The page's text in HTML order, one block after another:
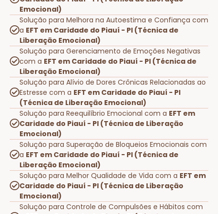
Emocional)
Solução para Melhora na Autoestima e Confiança com
a EFT em Caridade do Piauí - PI (Técnica de
Liberação Emocional)
Solução para Gerenciamento de Emoções Negativas
com a EFT em Caridade do Piauí - PI (Técnica de
Liberação Emocional)
Solução para Alívio de Dores Crônicas Relacionadas ao
Estresse com a EFT em Caridade do Piauí - PI
(Técnica de Liberação Emocional)
Solução para Reequilíbrio Emocional com a EFT em
Caridade do Piauí - PI (Técnica de Liberação
Emocional)
Solução para Superação de Bloqueios Emocionais com
a EFT em Caridade do Piauí - PI (Técnica de
Liberação Emocional)
Solução para Melhor Qualidade de Vida com a EFT em
Caridade do Piauí - PI (Técnica de Liberação
Emocional)
Solução para Controle de Compulsões e Hábitos com